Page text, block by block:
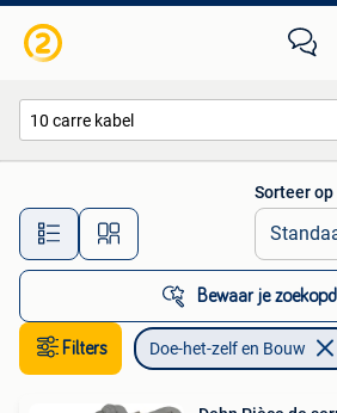
Alle afstanden…
Sorteer op
Bewaar je
Filters Doe-het-zelf en Bouw